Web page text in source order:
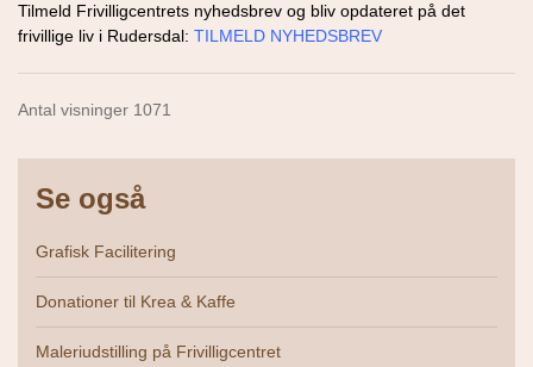
Tilmeld Frivilligcentrets nyhedsbrev og bliv opdateret på det
frivillige liv i Rudersdal: TILMELD NYHEDSBREV
Antal visninger 1071
Se også
Grafisk Facilitering
Donationer til Krea & Kaffe
Maleriudstilling på Frivilligcentret